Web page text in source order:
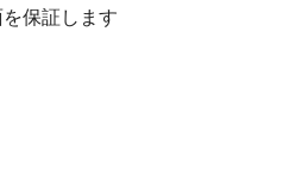
保証します